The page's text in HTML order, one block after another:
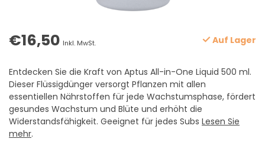
€16,50 Inkl. MwSt. Auf Lager
Entdecken Sie die Kraft von Aptus All-in-One Liquid 500 ml.
Dieser Flüssigdünger versorgt Pflanzen mit allen
essentiellen Nährstoffen für jede Wachstumsphase, fördert
gesundes Wachstum und Blüte und erhöht die
Widerstandsfähigkeit. Geeignet für jedes Subs Lesen Sie
mehr.